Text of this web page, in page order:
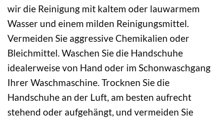
wir die Reinigung mit kaltem oder lauwarmem
Wasser und einem milden Reinigungsmittel.
Vermeiden Sie aggressive Chemikalien oder
Bleichmittel. Waschen Sie die Handschuhe
idealerweise von Hand oder im Schonwaschgang
Ihrer Waschmaschine. Trocknen Sie die
Handschuhe an der Luft, am besten aufrecht
stehend oder aufgehängt, und vermeiden Sie